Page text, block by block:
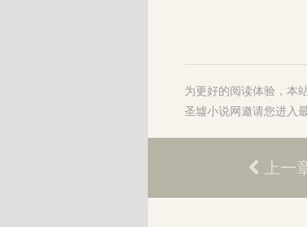
为更好的阅读体验，本
圣墟小说网邀请您进入
上一